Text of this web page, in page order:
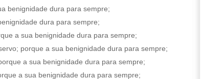
benignidade dura para sempre;
dura para sempre;
a sua benignidade dura para sempre;
porque a sua benignidade dura para sempre;
a sua benignidade dura para sempre;
a sua benignidade dura para sempre;